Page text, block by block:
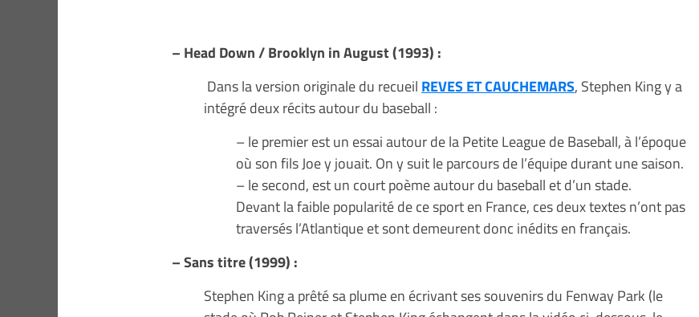
– Head Down / Brooklyn in August (1993) :
Dans la version originale du recueil REVES ET CAUCHEMARS, Stephen King y a
intégré deux récits autour du baseball :
– le premier est un essai autour de la Petite League de Baseball, à l’époque
où son fils Joe y jouait. On y suit le parcours de l’équipe durant une saison.
– le second, est un court poème autour du baseball et d’un stade.
Devant la faible popularité de ce sport en France, ces deux textes n’ont pas
traversés l’Atlantique et sont demeurent donc inédits en français.
– Sans titre (1999) :
Stephen King a prêté sa plume en écrivant ses souvenirs du Fenway Park (le